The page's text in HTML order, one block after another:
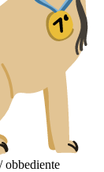
obbediente